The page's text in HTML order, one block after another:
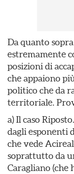
Da quanto
estremamente
posizioni di
che appaiono
politico che da
territoriale.
a) Il caso
dagli esponenti
che vede
soprattutto da
Caragliano